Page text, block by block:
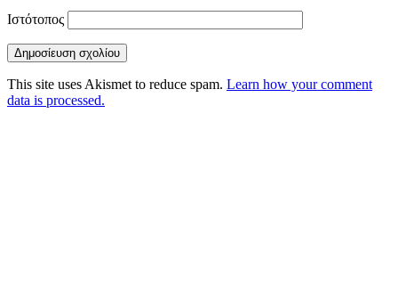
Ιστότοπος
This site uses Akismet to reduce spam. Learn how your comment
data is processed.